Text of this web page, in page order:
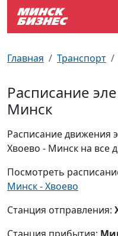
Главная Транспорт
Расписание
Минск
Расписание движения
Хвоево - Минск на все
Посмотреть
Минск - Хвоево
Станция отправления:
Возле метро
Почтовые индексы
Улицы Минска
Производственный
Схема метро
Пробки на дорогах
Самолеты